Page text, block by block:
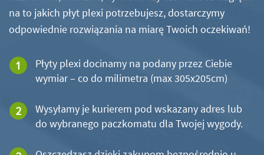
na to jakich płyt plexi potrzebujesz, dostarczymy
odpowiednie rozwiązania na miarę Twoich oczekiwań!
Płyty plexi docinamy na podany przez Ciebie
wymiar – co do milimetra (max 305x205cm)
Wysyłamy je kurierem pod wskazany adres lub
do wybranego paczkomatu dla Twojej wygody.